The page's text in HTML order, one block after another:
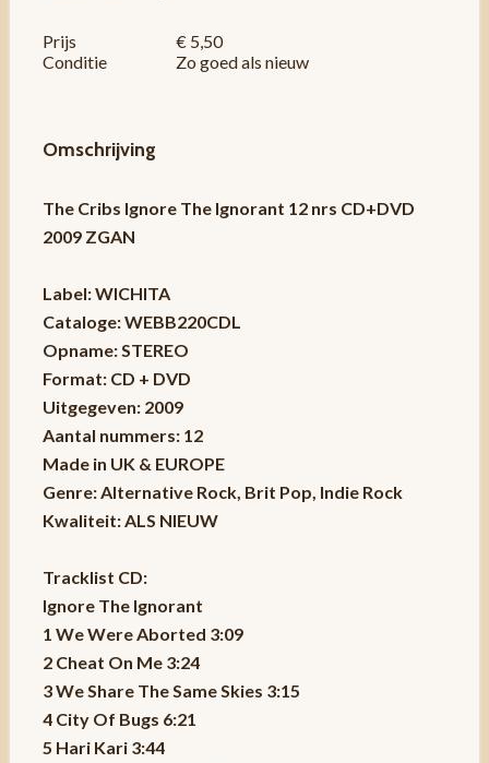
Prijs
€ 5,50
Conditie
Zo goed als nieuw
Omschrijving
The Cribs Ignore The Ignorant 12 nrs CD+DVD
2009 ZGAN
Label: WICHITA
Cataloge: WEBB220CDL
Opname: STEREO
Format: CD + DVD
Uitgegeven: 2009
Aantal nummers: 12
Made in UK & EUROPE
Genre: Alternative Rock, Brit Pop, Indie Rock
Kwaliteit: ALS NIEUW
Tracklist CD:
Ignore The Ignorant
1 We Were Aborted 3:09
2 Cheat On Me 3:24
3 We Share The Same Skies 3:15
4 City Of Bugs 6:21
5 Hari Kari 3:44